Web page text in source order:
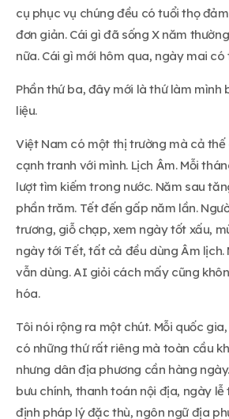
cụ phục vụ chúng đều có tuổi thọ
đơn giản. Cái gì đã sống X năm
nữa. Cái gì mới hôm qua, ngày mai có
Phần thứ ba, đây mới là thứ làm mình
liệu.
Việt Nam có một thị trường mà cả
cạnh tranh với mình. Lịch Âm. Mỗi
lượt tìm kiếm trong nước. Năm sau
phần trăm. Tết đến gấp năm lần.
trương, giỗ chạp, xem ngày tốt xấu,
ngày tới Tết, tất cả đều dùng Âm lịch.
vẫn dùng. AI giỏi cách mấy cũng
hóa.
Tôi nói rộng ra một chút. Mỗi quốc
có những thứ rất riêng mà toàn cầu
nhưng dân địa phương cần hàng
bưu chính, thanh toán nội địa, ngày
định pháp lý đặc thù, ngôn ngữ địa